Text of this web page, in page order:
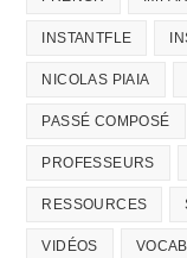
INSTANTFLE
NICOLAS PIAIA
PASSÉ COMPOSÉ
PROFESSEURS
RESSOURCES
VIDÉOS